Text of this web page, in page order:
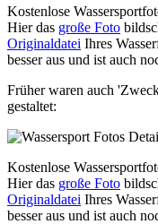
Kostenlose
Hier das große Foto
Originaldatei Ihres
besser aus und ist auch
Früher waren auch
gestaltet:
Kostenlose
Hier das große Foto
Originaldatei Ihres
besser aus und ist auch